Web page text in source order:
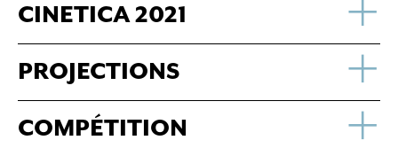
CINETICA 2021
PROJECTIONS
COMPÉTITION